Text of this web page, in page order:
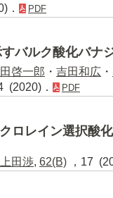
． PDF
バルク酸化バナ
啓一郎 ・ 吉田和広 ・
(2020)． PDF
ロレイン選択酸
上田渉, 62(B) ，17